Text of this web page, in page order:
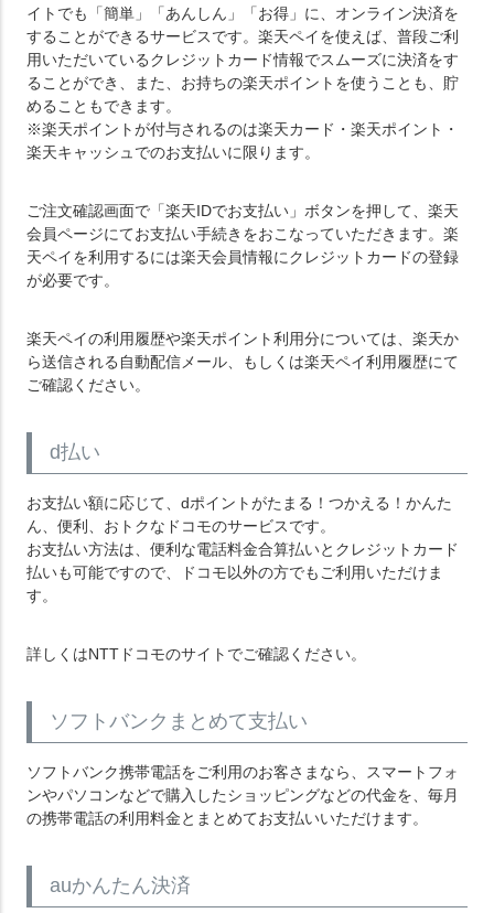
イトでも「簡単」「あんしん」「お得」に、オンライン決済を
することができるサービスです。楽天ペイを使えば、普段ご利
用いただいているクレジットカード情報でスムーズに決済をす
ることができ、また、お持ちの楽天ポイントを使うことも、貯
めることもできます。
※楽天ポイントが付与されるのは楽天カード・楽天ポイント・
楽天キャッシュでのお支払いに限ります。
ご注文確認画面で「楽天IDでお支払い」ボタンを押して、楽天
会員ページにてお支払い手続きをおこなっていただきます。楽
天ペイを利用するには楽天会員情報にクレジットカードの登録
が必要です。
楽天ペイの利用履歴や楽天ポイント利用分については、楽天か
ら送信される自動配信メール、もしくは楽天ペイ利用履歴にて
ご確認ください。
d払い
お支払い額に応じて、dポイントがたまる！つかえる！かんた
ん、便利、おトクなドコモのサービスです。
お支払い方法は、便利な電話料金合算払いとクレジットカード
払いも可能ですので、ドコモ以外の方でもご利用いただけま
す。
詳しくはNTTドコモのサイトでご確認ください。
ソフトバンクまとめて支払い
ソフトバンク携帯電話をご利用のお客さまなら、スマートフォ
ンやパソコンなどで購入したショッピングなどの代金を、毎月
の携帯電話の利用料金とまとめてお支払いいただけます。
auかんたん決済